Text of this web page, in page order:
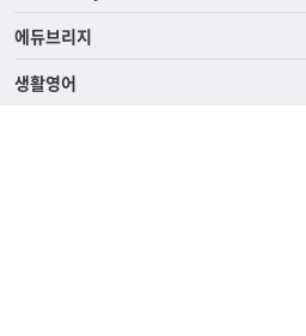
에듀브리지
생활영어